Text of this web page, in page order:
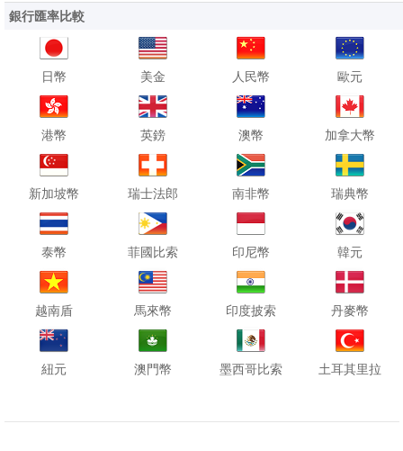
銀行匯率比較
日幣 美金 人民幣 歐元
港幣 英鎊 澳幣 加拿大幣
新加坡幣 瑞士法郎 南非幣 瑞典幣
泰幣 菲國比索 印尼幣 韓元
越南盾 馬來幣 印度披索 丹麥幣
紐元 澳門幣 墨西哥比索 土耳其里拉